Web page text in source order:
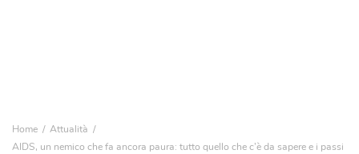
Home
Attualità
AIDS, un nemico che fa ancora paura: tutto quello che c’è da sapere e i passi